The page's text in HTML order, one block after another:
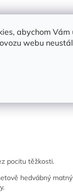
abychom
webu
jsou 2 ks!
pocitu těžkosti.
hedvábný